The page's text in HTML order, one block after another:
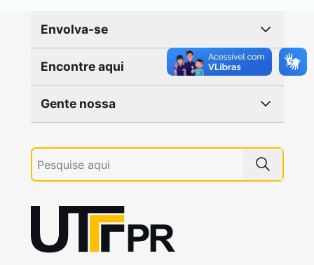
Envolva-se
Encontre aqui
Gente nossa